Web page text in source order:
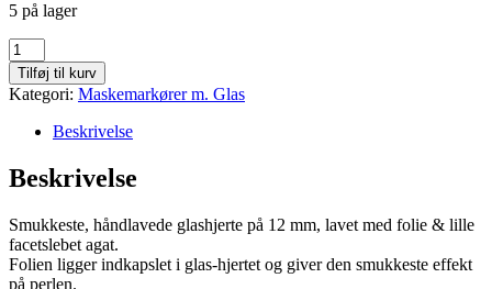
5 på lager
Heart
-
Foiled.
antal
Tilføj til kurv
Kategori: Maskemarkører m. Glas
Beskrivelse
Beskrivelse
Smukkeste, håndlavede glashjerte på 12 mm, lavet med folie & lille
facetslebet agat.
Folien ligger indkapslet i glas-hjertet og giver den smukkeste effekt
på perlen.